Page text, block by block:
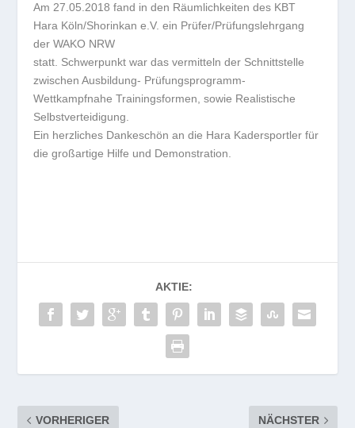
Am 27.05.2018 fand in den Räumlichkeiten des KBT
Hara Köln/Shorinkan e.V. ein Prüfer/Prüfungslehrgang
der WAKO NRW
statt. Schwerpunkt war das vermitteln der Schnittstelle
zwischen Ausbildung- Prüfungsprogramm-
Wettkampfnahe Trainingsformen, sowie Realistische
Selbstverteidigung.
Ein herzliches Dankeschön an die Hara Kadersportler für
die großartige Hilfe und Demonstration.
AKTIE:
VORHERIGER NÄCHSTER